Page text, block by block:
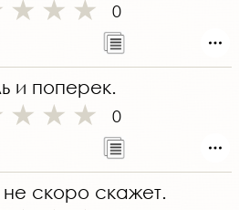
0
и поперек.
0
скоро скажет.